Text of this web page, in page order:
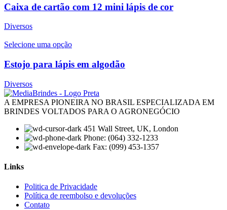
Caixa de cartão com 12 mini lápis de cor
Diversos
Selecione uma opção
Estojo para lápis em algodão
Diversos
A EMPRESA PIONEIRA NO BRASIL ESPECIALIZADA EM
BRINDES VOLTADOS PARA O AGRONEGÓCIO
451 Wall Street, UK, London
Phone: (064) 332-1233
Fax: (099) 453-1357
Links
Menu
Politica de Privacidade
Política de reembolso e devoluções
Contato